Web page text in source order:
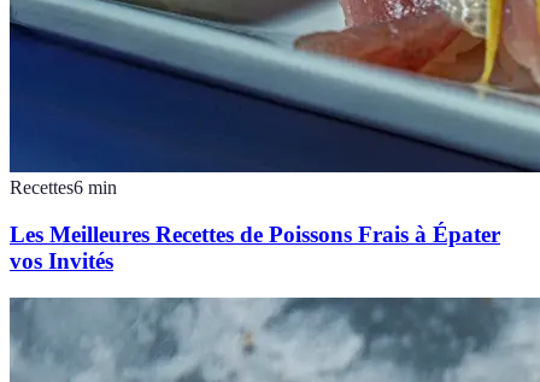
Recettes6 min
Les Meilleures Recettes de Poissons Frais à Épater
vos Invités